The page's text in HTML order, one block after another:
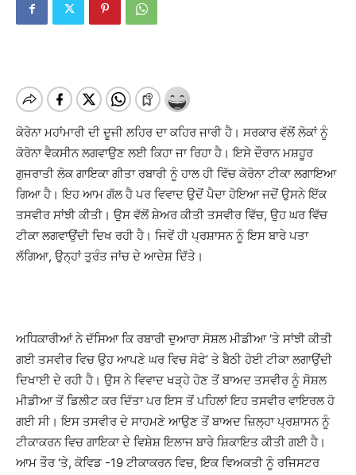
ਕੋਰੋਨਾ ਮਹਾਂਮਾਰੀ ਦੀ ਦੂਜੀ ਲਹਿਰ ਦਾ ਕਹਿਰ ਜਾਰੀ ਹੈ। ਸਰਕਾਰ ਵੱਲੋਂ ਲੋਕਾਂ ਨੂੰ
ਕੋਰੋਨਾ ਵੈਕਸੀਨ ਲਗਵਾਉਣ ਲਈ ਕਿਹਾ ਜਾ ਰਿਹਾ ਹੈ। ਇਸੇ ਦੌਰਾਨ ਮਸ਼ਹੂਰ
ਗੁਜਰਾਤੀ ਲੋਕ ਗਾਇਕਾ ਗੀਤਾ ਰਬਾਰੀ ਨੂੰ ਹਾਲ ਹੀ ਵਿੱਚ ਕੋਰੋਨਾ ਟੀਕਾ ਲਗਾਇਆ
ਗਿਆ ਹੈ। ਇਹ ਆਮ ਗੱਲ ਹੈ ਪਰ ਵਿਵਾਦ ਉਦੋਂ ਪੈਦਾ ਹੋਇਆ ਜਦੋਂ ਉਸਨੇ ਇੱਕ
ਤਸਵੀਰ ਸਾਂਝੀ ਕੀਤੀ। ਉਸ ਵੱਲੋਂ ਸ਼ੇਅਰ ਕੀਤੀ ਤਸਵੀਰ ਵਿੱਚ, ਉਹ ਘਰ ਵਿੱਚ
ਟੀਕਾ ਲਗਵਾਉਂਦੀ ਦਿਖ ਰਹੀ ਹੈ। ਜਿਵੇਂ ਹੀ ਪ੍ਰਸ਼ਾਸਨ ਨੂੰ ਇਸ ਬਾਰੇ ਪਤਾ
ਲੱਗਿਆ, ਉਨ੍ਹਾਂ ਤੁਰੰਤ ਜਾਂਚ ਦੇ ਆਦੇਸ਼ ਦਿੱਤੇ।
ਅਧਿਕਾਰੀਆਂ ਨੇ ਦੱਸਿਆ ਕਿ ਰਬਾਰੀ ਦੁਆਰਾ ਸੋਸ਼ਲ ਮੀਡੀਆ ‘ਤੇ ਸਾਂਝੀ ਕੀਤੀ
ਗਈ ਤਸਵੀਰ ਵਿਚ ਉਹ ਆਪਣੇ ਘਰ ਵਿਚ ਸੋਫੇ’ ਤੇ ਬੈਠੀ ਹੋਈ ਟੀਕਾ ਲਗਾਉਂਦੀ
ਦਿਖਾਈ ਦੇ ਰਹੀ ਹੈ। ਉਸ ਨੇ ਵਿਵਾਦ ਖੜ੍ਹੇ ਹੋਣ ਤੋਂ ਬਾਅਦ ਤਸਵੀਰ ਨੂੰ ਸੋਸ਼ਲ
ਮੀਡੀਆ ਤੋਂ ਡਿਲੀਟ ਕਰ ਦਿੱਤਾ ਪਰ ਇਸ ਤੋਂ ਪਹਿਲਾਂ ਇਹ ਤਸਵੀਰ ਵਾਇਰਲ ਹੋ
ਗਈ ਸੀ। ਇਸ ਤਸਵੀਰ ਦੇ ਸਾਹਮਣੇ ਆਉਣ ਤੋਂ ਬਾਅਦ ਜ਼ਿਲ੍ਹਾ ਪ੍ਰਸ਼ਾਸਨ ਨੂੰ
ਟੀਕਾਕਰਨ ਵਿਚ ਗਾਇਕਾ ਦੇ ਵਿਸ਼ੇਸ਼ ਇਲਾਜ ਬਾਰੇ ਸ਼ਿਕਾਇਤ ਕੀਤੀ ਗਈ ਹੈ।
ਆਮ ਤੌਰ ‘ਤੇ, ਕੋਵਿਡ -19 ਟੀਕਾਕਰਨ ਵਿਚ, ਇਕ ਵਿਅਕਤੀ ਨੂੰ ਰਜਿਸਟਰ